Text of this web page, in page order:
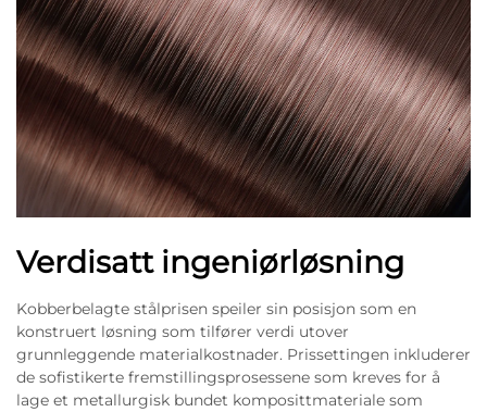
Verdisatt ingeniørløsning
Kobberbelagte stålprisen speiler sin posisjon som en
konstruert løsning som tilfører verdi utover
grunnleggende materialkostnader. Prissettingen inkluderer
de sofistikerte fremstillingsprosessene som kreves for å
lage et metallurgisk bundet komposittmateriale som